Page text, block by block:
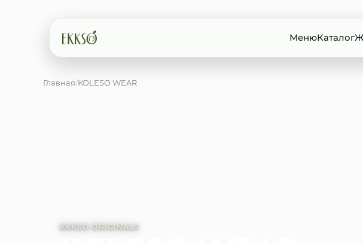
МенюКаталог
Главная/KOLESO WEAR
EKKSO ORIGINALS